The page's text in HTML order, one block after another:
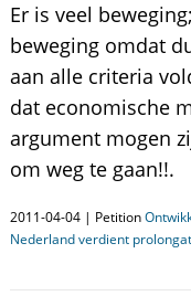
Er is veel
beweging omdat
aan alle criteria
dat economische
argument mogen
om weg te gaan!!.
2011-04-04 | Petition
Nederland verdient